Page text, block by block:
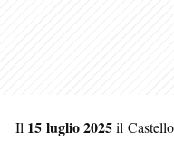
Il 15 luglio 2025il